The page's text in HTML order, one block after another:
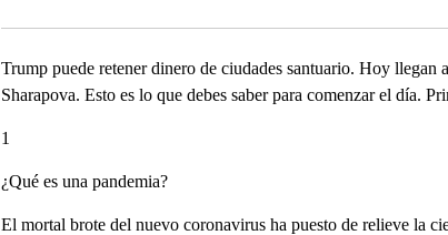
Trump puede retener dinero de ciudades santuario. Hoy
Sharapova. Esto es lo que debes saber para comenzar el día.
1
¿Qué es una pandemia?
El mortal brote del nuevo coronavirus ha puesto de relieve la